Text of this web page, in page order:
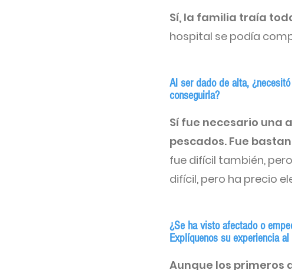
Sí, la familia traía
hospital se podía
Al ser dado de alta,
conseguirla?
Sí fue necesario una
pescados. Fue
fue difícil también,
difícil, pero ha precio
¿Se ha visto afectado o
Explíquenos su experiencia
Aunque los primeros